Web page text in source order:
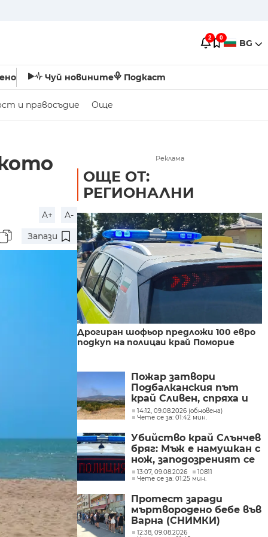
2 0 BG
Чуй новините Подкаст
и правосъдие Още
A+
A-
Запази
Реклама
ОЩЕ ОТ:
РЕГИОНАЛНИ
Дрогиран шофьор предложи 100 евро
подкуп на полицаи край Поморие
Пожар затвори
Подбалканския път
край Сливен, спряха и
влаковете (ВИДЕО)
14:12, 09.08.2026 (обновена)
Чете се за: 01:42 мин.
Убийство край Слънчев
бряг: Мъж е намушкан с
нож, заподозреният се
опитал да избяга
13:07, 09.08.2026
10811
Чете се за: 01:25 мин.
Протест заради
мъртвородено бебе във
Варна (СНИМКИ)
12:38, 09.08.2026